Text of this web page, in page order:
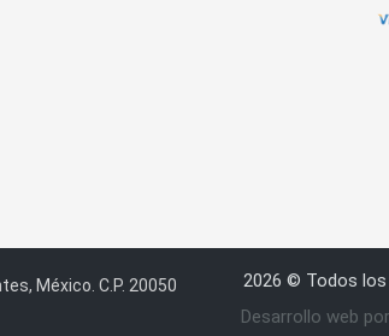
México. C.P. 20050
2026 © Todos
Desarrollo web